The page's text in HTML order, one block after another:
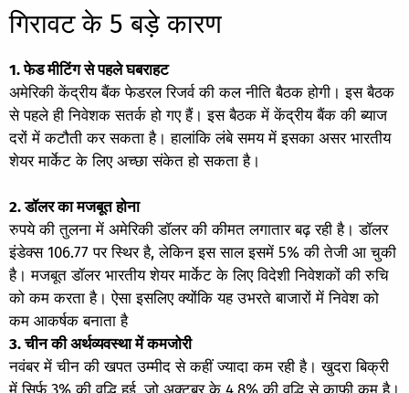
गिरावट के 5 बड़े कारण
1. फेड मीटिंग से पहले घबराहट
अमेरिकी केंद्रीय बैंक फेडरल रिजर्व की कल नीति बैठक होगी। इस बैठक
से पहले ही निवेशक सतर्क हो गए हैं। इस बैठक में केंद्रीय बैंक की ब्याज
दरों में कटौती कर सकता है। हालांकि लंबे समय में इसका असर भारतीय
शेयर मार्केट के लिए अच्छा संकेत हो सकता है।
2. डॉलर का मजबूत होना
रुपये की तुलना में अमेरिकी डॉलर की कीमत लगातार बढ़ रही है। डॉलर
इंडेक्स 106.77 पर स्थिर है, लेकिन इस साल इसमें 5% की तेजी आ चुकी
है। मजबूत डॉलर भारतीय शेयर मार्केट के लिए विदेशी निवेशकों की रुचि
को कम करता है। ऐसा इसलिए क्योंकि यह उभरते बाजारों में निवेश को
कम आकर्षक बनाता है
3. चीन की अर्थव्यवस्था में कमजोरी
नवंबर में चीन की खपत उम्मीद से कहीं ज्यादा कम रही है। खुदरा बिक्री